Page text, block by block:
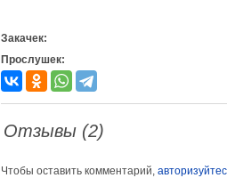
Закачек:
Прослушек:
Отзывы (2)
Чтобы оставить комментарий,